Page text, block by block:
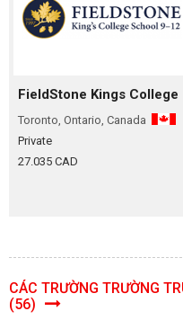
FieldStone Kings College
Toronto, Ontario, Canada
Private
27.035 CAD
CÁC TRƯỜNG TRƯỜNG
(56)